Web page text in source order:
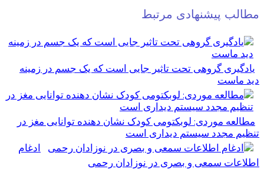
مطالب پیشنهادی مرتبط
یادگیری گروهی تحت تاثیر جایی است که یک جسم در زمینه
دید ماست
مطالعه موردی: لوبکتومی کودک نشان دهنده توانایی مغز در
تنظیم مجدد سیستم دیداری است
ادغام
اطلاعات سمعی و بصری در نوزادان رحمی